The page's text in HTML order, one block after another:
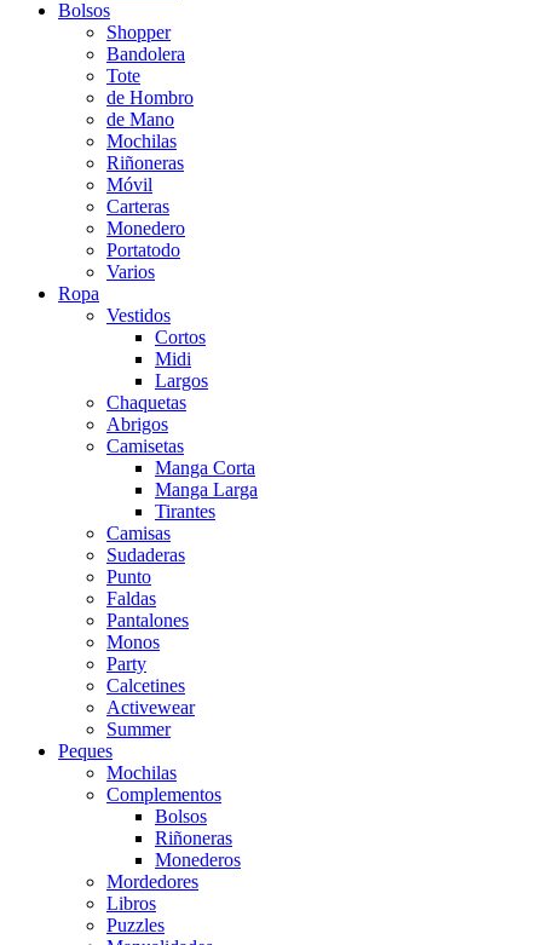
Bolsos
Shopper
Bandolera
Tote
de Hombro
de Mano
Mochilas
Riñoneras
Móvil
Carteras
Monedero
Portatodo
Varios
Ropa
Vestidos
Cortos
Midi
Largos
Chaquetas
Abrigos
Camisetas
Manga Corta
Manga Larga
Tirantes
Camisas
Sudaderas
Punto
Faldas
Pantalones
Monos
Party
Calcetines
Activewear
Summer
Peques
Mochilas
Complementos
Bolsos
Riñoneras
Monederos
Mordedores
Libros
Puzzles